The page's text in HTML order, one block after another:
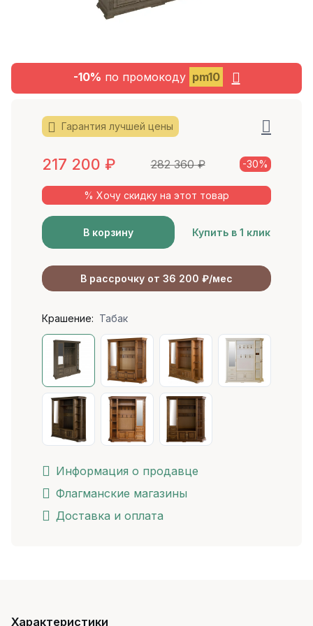
-10% по промокоду pm10
Гарантия лучшей цены
217 200 ₽ 282 360₽ -30%
% Хочу скидку на этот товар
В корзину Купить в 1 клик
В рассрочку от 36 200 ₽/мес
Крашение: Табак
Информация о продавце
Флагманские магазины
Доставка и оплата
Характеристики